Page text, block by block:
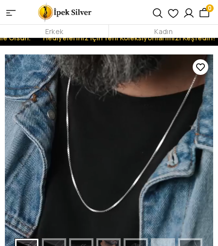
Olsun. Hediyeleriniz İçin Yeni Koleksiyonlarımızı Keşfedin!
0
Erkek Kadın